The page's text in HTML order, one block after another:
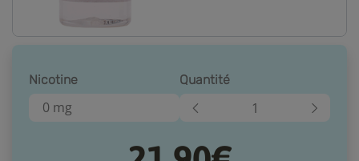
Nicotine
0 mg
Quantité